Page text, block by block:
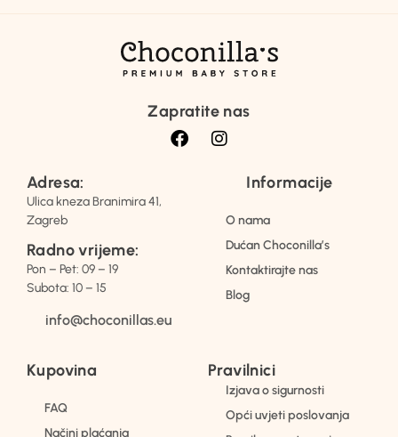
Zapratite nas
Adresa:
Ulica kneza Branimira 41,
Zagreb
Radno vrijeme:
Pon – Pet: 09 – 19
Subota: 10 – 15
info@choconillas.eu
Informacije
O nama
Dućan Choconilla’s
Kontaktirajte nas
Blog
Kupovina
FAQ
Načini plaćanja
Pravilnici
Izjava o sigurnosti
Opći uvjeti poslovanja